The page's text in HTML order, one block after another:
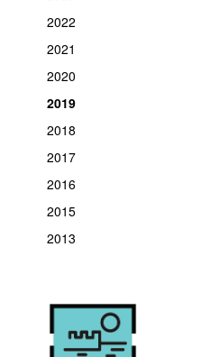
2022
2021
2020
2019
2018
2017
2016
2015
2013